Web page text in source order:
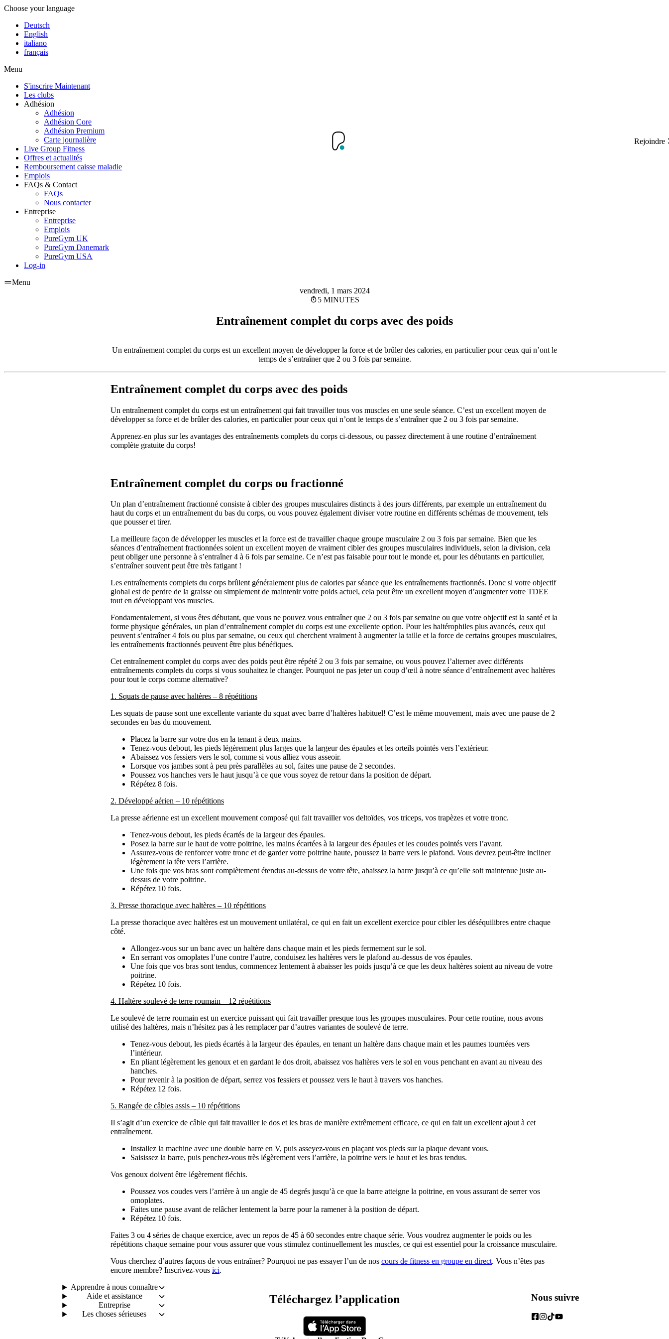
Choose your language
Deutsch
English
italiano
français
Menu
S'inscrire Maintenant
Les clubs
Adhésion
Adhésion
Adhésion Core
Adhésion Premium
Carte journalière
Live Group Fitness
Offres et actualités
Remboursement caisse maladie
Emplois
FAQs & Contact
FAQs
Nous contacter
Entreprise
Entreprise
Emplois
PureGym UK
PureGym Danemark
PureGym USA
Log-in
Menu
Rejoindre
vendredi, 1 mars 2024
5 MINUTES
Entraînement complet du corps avec des poids
Un entraînement complet du corps est un excellent moyen de développer la force et de brûler des calories, en particulier pour ceux qui n’ont le
temps de s’entraîner que 2 ou 3 fois par semaine.
Entraînement complet du corps avec des poids
Un entraînement complet du corps est un entraînement qui fait travailler tous vos muscles en une seule séance. C’est un excellent moyen de
développer sa force et de brûler des calories, en particulier pour ceux qui n’ont le temps de s’entraîner que 2 ou 3 fois par semaine.
Apprenez-en plus sur les avantages des entraînements complets du corps ci-dessous, ou passez directement à une routine d’entraînement
complète gratuite du corps!
Entraînement complet du corps ou fractionné
Un plan d’entraînement fractionné consiste à cibler des groupes musculaires distincts à des jours différents, par exemple un entraînement du
haut du corps et un entraînement du bas du corps, ou vous pouvez également diviser votre routine en différents schémas de mouvement, tels
que pousser et tirer.
La meilleure façon de développer les muscles et la force est de travailler chaque groupe musculaire 2 ou 3 fois par semaine. Bien que les
séances d’entraînement fractionnées soient un excellent moyen de vraiment cibler des groupes musculaires individuels, selon la division, cela
peut obliger une personne à s’entraîner 4 à 6 fois par semaine. Ce n’est pas faisable pour tout le monde et, pour les débutants en particulier,
s’entraîner souvent peut être très fatigant !
Les entraînements complets du corps brûlent généralement plus de calories par séance que les entraînements fractionnés. Donc si votre objectif
global est de perdre de la graisse ou simplement de maintenir votre poids actuel, cela peut être un excellent moyen d’augmenter votre TDEE
tout en développant vos muscles.
Fondamentalement, si vous êtes débutant, que vous ne pouvez vous entraîner que 2 ou 3 fois par semaine ou que votre objectif est la santé et la
forme physique générales, un plan d’entraînement complet du corps est une excellente option. Pour les haltérophiles plus avancés, ceux qui
peuvent s’entraîner 4 fois ou plus par semaine, ou ceux qui cherchent vraiment à augmenter la taille et la force de certains groupes musculaires,
les entraînements fractionnés peuvent être plus bénéfiques.
Cet entraînement complet du corps avec des poids peut être répété 2 ou 3 fois par semaine, ou vous pouvez l’alterner avec différents
entraînements complets du corps si vous souhaitez le changer. Pourquoi ne pas jeter un coup d’œil à notre séance d’entraînement avec haltères
pour tout le corps comme alternative?
1. Squats de pause avec haltères – 8 répétitions
Les squats de pause sont une excellente variante du squat avec barre d’haltères habituel! C’est le même mouvement, mais avec une pause de 2
secondes en bas du mouvement.
Placez la barre sur votre dos en la tenant à deux mains.
Tenez-vous debout, les pieds légèrement plus larges que la largeur des épaules et les orteils pointés vers l’extérieur.
Abaissez vos fessiers vers le sol, comme si vous alliez vous asseoir.
Lorsque vos jambes sont à peu près parallèles au sol, faites une pause de 2 secondes.
Poussez vos hanches vers le haut jusqu’à ce que vous soyez de retour dans la position de départ.
Répétez 8 fois.
2. Développé aérien – 10 répétitions
La presse aérienne est un excellent mouvement composé qui fait travailler vos deltoïdes, vos triceps, vos trapèzes et votre tronc.
Tenez-vous debout, les pieds écartés de la largeur des épaules.
Posez la barre sur le haut de votre poitrine, les mains écartées à la largeur des épaules et les coudes pointés vers l’avant.
Assurez-vous de renforcer votre tronc et de garder votre poitrine haute, poussez la barre vers le plafond. Vous devrez peut-être incliner
légèrement la tête vers l’arrière.
Une fois que vos bras sont complètement étendus au-dessus de votre tête, abaissez la barre jusqu’à ce qu’elle soit maintenue juste au-
dessus de votre poitrine.
Répétez 10 fois.
3. Presse thoracique avec haltères – 10 répétitions
La presse thoracique avec haltères est un mouvement unilatéral, ce qui en fait un excellent exercice pour cibler les déséquilibres entre chaque
côté.
Allongez-vous sur un banc avec un haltère dans chaque main et les pieds fermement sur le sol.
En serrant vos omoplates l’une contre l’autre, conduisez les haltères vers le plafond au-dessus de vos épaules.
Une fois que vos bras sont tendus, commencez lentement à abaisser les poids jusqu’à ce que les deux haltères soient au niveau de votre
poitrine.
Répétez 10 fois.
4. Haltère soulevé de terre roumain – 12 répétitions
Le soulevé de terre roumain est un exercice puissant qui fait travailler presque tous les groupes musculaires. Pour cette routine, nous avons
utilisé des haltères, mais n’hésitez pas à les remplacer par d’autres variantes de soulevé de terre.
Tenez-vous debout, les pieds écartés à la largeur des épaules, en tenant un haltère dans chaque main et les paumes tournées vers
l’intérieur.
En pliant légèrement les genoux et en gardant le dos droit, abaissez vos haltères vers le sol en vous penchant en avant au niveau des
hanches.
Pour revenir à la position de départ, serrez vos fessiers et poussez vers le haut à travers vos hanches.
Répétez 12 fois.
5. Rangée de câbles assis – 10 répétitions
Il s’agit d’un exercice de câble qui fait travailler le dos et les bras de manière extrêmement efficace, ce qui en fait un excellent ajout à cet
entraînement.
Installez la machine avec une double barre en V, puis asseyez-vous en plaçant vos pieds sur la plaque devant vous.
Saisissez la barre, puis penchez-vous très légèrement vers l’arrière, la poitrine vers le haut et les bras tendus.
Vos genoux doivent être légèrement fléchis.
Poussez vos coudes vers l’arrière à un angle de 45 degrés jusqu’à ce que la barre atteigne la poitrine, en vous assurant de serrer vos
omoplates.
Faites une pause avant de relâcher lentement la barre pour la ramener à la position de départ.
Répétez 10 fois.
Faites 3 ou 4 séries de chaque exercice, avec un repos de 45 à 60 secondes entre chaque série. Vous voudrez augmenter le poids ou les
répétitions chaque semaine pour vous assurer que vous stimulez continuellement les muscles, ce qui est essentiel pour la croissance musculaire.
Vous cherchez d’autres façons de vous entraîner? Pourquoi ne pas essayer l’un de nos cours de fitness en groupe en direct. Vous n’êtes pas
encore membre? Inscrivez-vous ici.
Apprendre à nous connaître
Aide et assistance
Entreprise
Les choses sérieuses
Téléchargez l’application Nous suivre